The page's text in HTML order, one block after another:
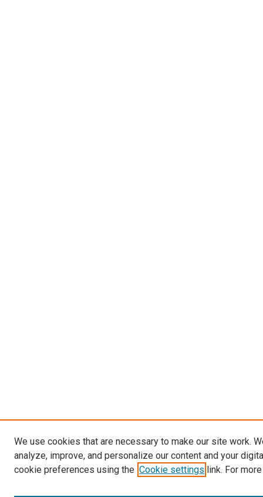
We use cookies that are necessary to make our site work.
analyze, improve, and personalize our content and your
cookie preferences using the Cookie settings link. For